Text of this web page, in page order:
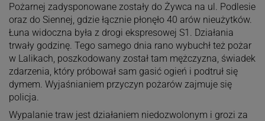
Pożarnej zadysponowane zostały do Żywca na ul. Podlesie
oraz do Siennej, gdzie łącznie płonęło 40 arów nieużytków.
Łuna widoczna była z drogi ekspresowej S1. Działania
trwały godzinę. Tego samego dnia rano wybuchł też pożar
w Lalikach, poszkodowany został tam mężczyzna, świadek
zdarzenia, który próbował sam gasić ogień i podtruł się
dymem. Wyjaśnianiem przyczyn pożarów zajmuje się
policja.
Wypalanie traw jest działaniem niedozwolonym i grozi za